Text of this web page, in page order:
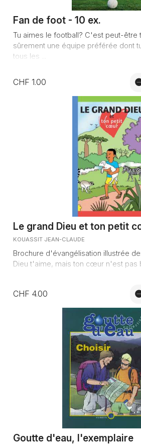
Fan de foot - 10 ex.
Tu aimes le football? C'est peut-être
sûrement une équipe préférée dont
tous les ...
CHF 1.00
Le grand Dieu et ton petit
KOUASSIT JEAN-CLAUDE
Brochure d'évangélisation illustrée
Dieu t'aime, mais ton cœur n'est pas
CHF 4.00
Goutte d'eau, l'exemplaire